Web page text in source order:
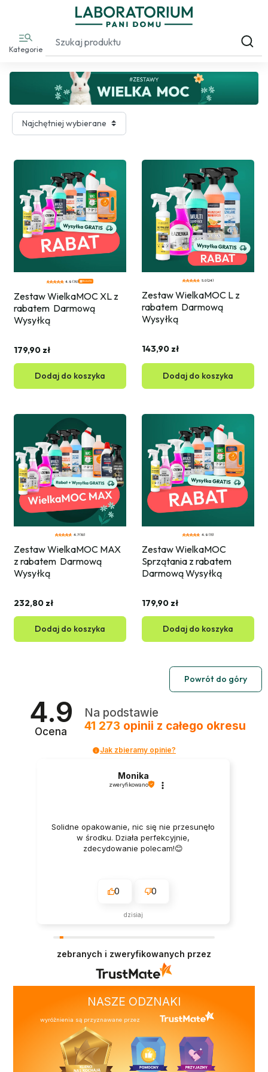
Kategorie
4.9 (70) Bestseller
Zestaw WielkaMOC XL z
rabatem  Darmową
Wysyłką
179,90 zł
Dodaj do koszyka
5.0 (24)
Zestaw WielkaMOC L z
rabatem  Darmową
Wysyłką
143,90 zł
Dodaj do koszyka
4.7 (10)
Zestaw WielkaMOC MAX
z rabatem  Darmową
Wysyłką
232,80 zł
Dodaj do koszyka
4.9 (11)
Zestaw WielkaMOC
Sprzątania z rabatem
Darmową Wysyłką
179,90 zł
Dodaj do koszyka
Powrót do góry
4.9
Ocena
Na podstawie
41 273 opinii z całego okresu
Jak zbieramy opinie?
Monika
zweryfikowano
Solidne opakowanie, nic się nie przesunęło
w środku. Działa perfekcyjnie,
zdecydowanie polecam!😊
0 0
dzisiaj
zebranych i zweryfikowanych przez
NASZE ODZNAKI
wyróżnienia są przyznawane przez